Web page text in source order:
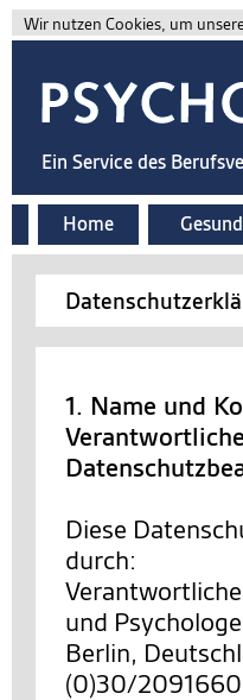
Wir nutzen Cookies, um
Ein Service des
Home
1. Name und
Diese
durch:
und
Berlin,
(0)30/2091660